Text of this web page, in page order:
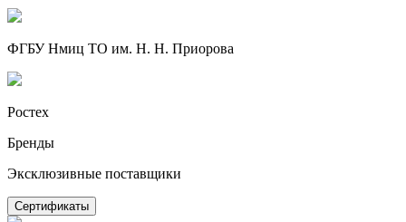
ФГБУ Нмиц ТО им. Н. Н. Приорова
Ростех
Бренды
Эксклюзивные поставщики
Сертификаты